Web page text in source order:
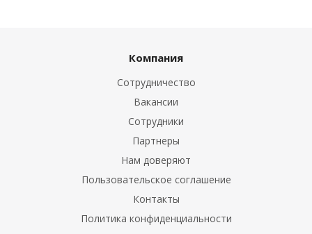
Компания
Сотрудничество
Вакансии
Сотрудники
Партнеры
Нам доверяют
Пользовательское соглашение
Контакты
Политика конфиденциальности